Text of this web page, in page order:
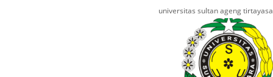
universitas sultan ageng tirtayasa